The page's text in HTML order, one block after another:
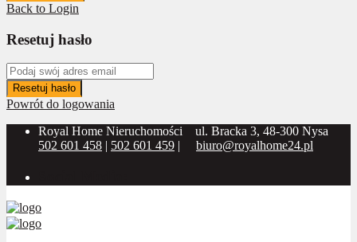
Back to Login
Resetuj hasło
Resetuj hasło
Powrót do logowania
Royal Home Nieruchomości
ul. Bracka 3, 48-300 Nysa
502 601 458 | 502 601 459 | biuro@royalhome24.pl